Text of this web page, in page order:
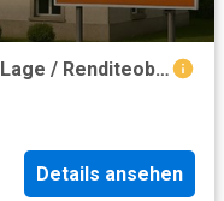
Mehrfamilienhaus an zentraler Lage / Renditeobjekt
Details ansehen